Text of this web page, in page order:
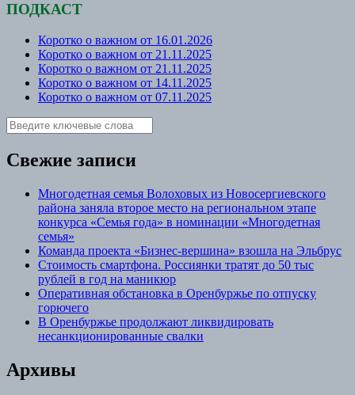
ПОДКАСТ
Коротко о важном от 16.01.2026
Коротко о важном от 21.11.2025
Коротко о важном от 21.11.2025
Коротко о важном от 14.11.2025
Коротко о важном от 07.11.2025
Свежие записи
Многодетная семья Волоховых из Новосергиевского
района заняла второе место на региональном этапе
конкурса «Семья года» в номинации «Многодетная
семья»
Команда проекта «Бизнес‑вершина» взошла на Эльбрус
Стоимость смартфона. Россиянки тратят до 50 тыс
рублей в год на маникюр
Оперативная обстановка в Оренбуржье по отпуску
горючего
В Оренбуржье продолжают ликвидировать
несанкционированные свалки
Архивы